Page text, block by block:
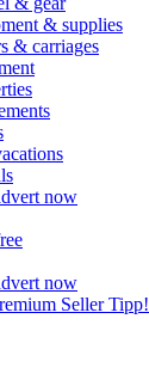
& supplies
& carriages
now
now
SellerTipp!